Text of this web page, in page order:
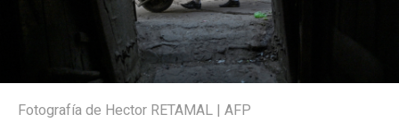
Fotografía de Hector RETAMAL | AFP